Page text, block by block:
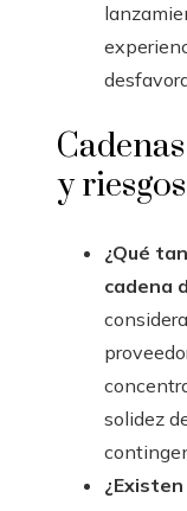
y
¿Qué
cadena
solidez